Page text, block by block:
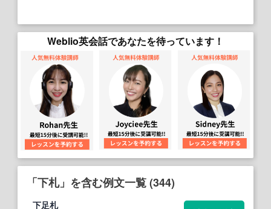
Weblio英会話であなたを待っています！
「下札」を含む例文一覧 (344)
下足札